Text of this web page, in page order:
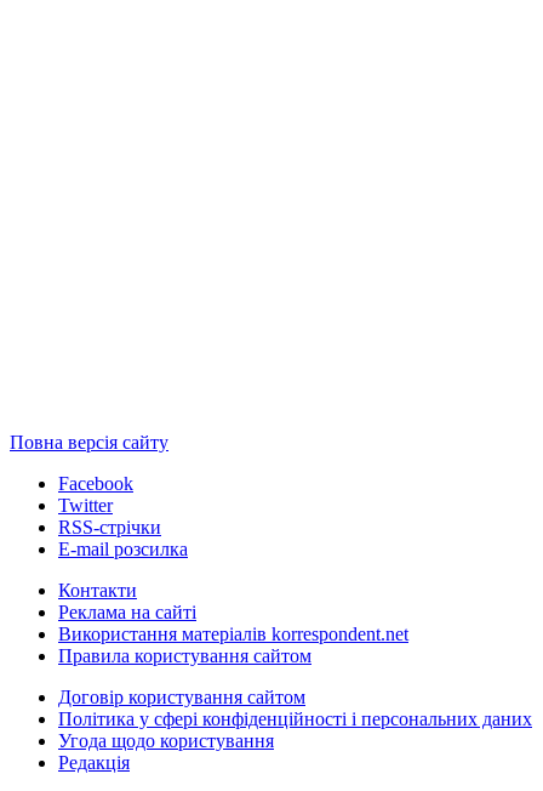
Повна версія сайту
Facebook
Twitter
RSS-стрічки
E-mail розсилка
Контакти
Реклама на сайті
Використання матеріалів korrespondent.net
Правила користування сайтом
Договір користування сайтом
Політика у сфері конфіденційності і персональних даних
Угода щодо користування
Редакція